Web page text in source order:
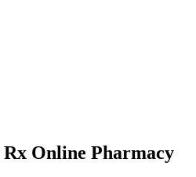
Rx Online Pharmacy